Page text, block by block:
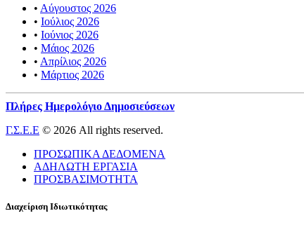
• Αύγουστος 2026
• Ιούλιος 2026
• Ιούνιος 2026
• Μάιος 2026
• Απρίλιος 2026
• Μάρτιος 2026
Πλήρες Ημερολόγιο Δημοσιεύσεων
Γ.Σ.Ε.Ε © 2026 All rights reserved.
ΠΡΟΣΩΠΙΚΑ ΔΕΔΟΜΕΝΑ
ΑΔΗΛΩΤΗ ΕΡΓΑΣΙΑ
ΠΡΟΣΒΑΣΙΜΟΤΗΤΑ
Διαχείριση Ιδιωτικότητας